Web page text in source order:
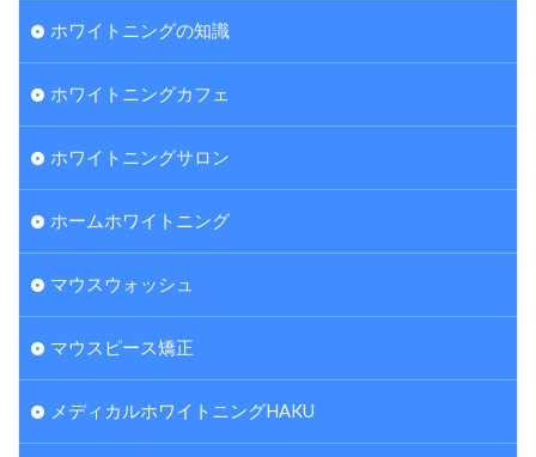
ホワイトニングの知識
ホワイトニングカフェ
ホワイトニングサロン
ホームホワイトニング
マウスウォッシュ
マウスピース矯正
メディカルホワイトニングHAKU